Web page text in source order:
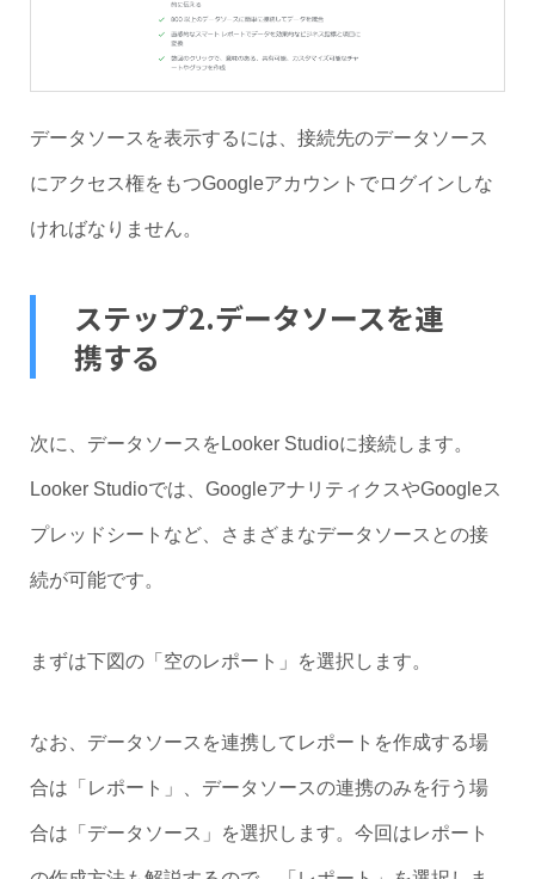
データソースを表示するには、接続先のデータソース
にアクセス権をもつGoogleアカウントでログインしな
ければなりません。
ステップ2.データソースを連
携する
次に、データソースをLooker Studioに接続します。
Looker Studioでは、GoogleアナリティクスやGoogleス
プレッドシートなど、さまざまなデータソースとの接
続が可能です。
まずは下図の「空のレポート」を選択します。
なお、データソースを連携してレポートを作成する場
合は「レポート」、データソースの連携のみを行う場
合は「データソース」を選択します。今回はレポート